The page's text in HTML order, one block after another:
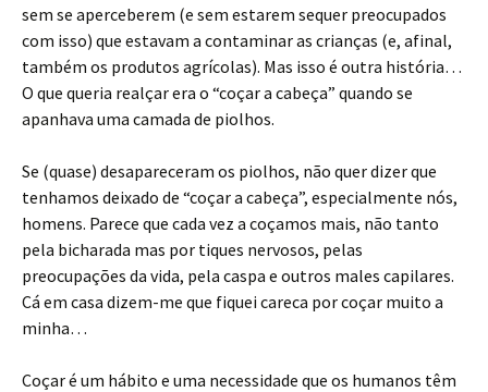
sem se aperceberem (e sem estarem sequer preocupados
com isso) que estavam a contaminar as crianças (e, afinal,
também os produtos agrícolas). Mas isso é outra história…
O que queria realçar era o “coçar a cabeça” quando se
apanhava uma camada de piolhos.
Se (quase) desapareceram os piolhos, não quer dizer que
tenhamos deixado de “coçar a cabeça”, especialmente nós,
homens. Parece que cada vez a coçamos mais, não tanto
pela bicharada mas por tiques nervosos, pelas
preocupações da vida, pela caspa e outros males capilares.
Cá em casa dizem-me que fiquei careca por coçar muito a
minha…
Coçar é um hábito e uma necessidade que os humanos têm